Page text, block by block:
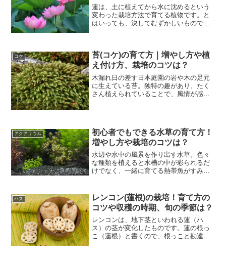
蓮は、土に植えてから水に沈めるという
変わった栽培方法で育てる植物です。と
はいっても、決してむずかしいものでは
ンコンは大型に育つ蓮の根...
コケ
苔(コケ)の育て方｜増やし方や植
え付け方、栽培のコツは？
木漏れ日の差す日本庭園の岩や木の足元
に生えている苔。独特の趣があり、たく
さん植えられていることで、風情が感じ
アクアリウム
初心者でもできる水草の育て方！
増やし方や栽培のコツは？
水辺や水中の風景を作り出す水草。色々
な種類を植えると水槽の中が彩られるだ
けでなく、一緒に育てる熱帯魚がすみや
て方を知っておけば応用がきいて、栽培
の楽しみが広がりますよ。...
ハス
レンコン(蓮根)の栽培！育て方の
コツや収穫の時期、旬の季節は？
レンコンは、地下茎といわれる蓮（ハ
ス）の茎が変化したものです。蓮の根っ
こ（蓮根）と書くので、根っこと勘違い